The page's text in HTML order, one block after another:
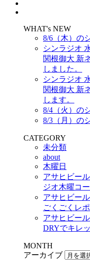
WHAT's NEW
8/6（木）の
シンラジオ
関根御大 新
しました。
シンラジオ
関根御大 新
します。
8/4（火）の
8/3（月）の
CATEGORY
未分類
about
木曜日
アサヒビー
ジオ木曜コ
アサヒビー
ごくごくレポ
アサヒビー
DRYでキレ
MONTH
アーカイブ